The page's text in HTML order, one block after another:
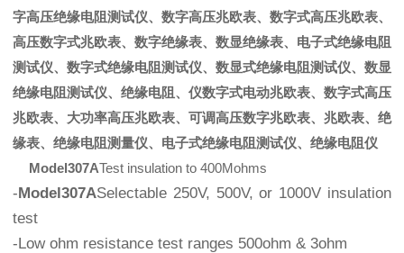
字高压绝缘电阻测试仪、 数字高压兆欧表、 数字式高压兆欧表、
高压数字式兆欧表、 数字绝缘表、 数显绝缘表、 电子式绝缘电阻
测试仪、 数字式绝缘电阻测试仪、 数显式绝缘电阻测试仪、 数显
绝缘电阻测试仪、 绝缘电阻 、 仪数字式电动兆欧表、 数字式高压
兆欧表、 大功率高压兆欧表、 可调高压数字兆欧表、 兆欧表、 绝
缘表、 绝缘电阻测量仪、 电子式绝缘电阻测试仪、 绝缘电阻仪
Model307ATest insulation to 400Mohms
-Model307ASelectable 250V, 500V, or 1000V insulation
test
-Low ohm resistance test ranges 500ohm & 3ohm